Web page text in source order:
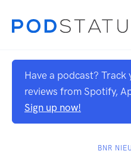
Have a podcast? Track
reviews from Spotify,
Sign up now!
BNR